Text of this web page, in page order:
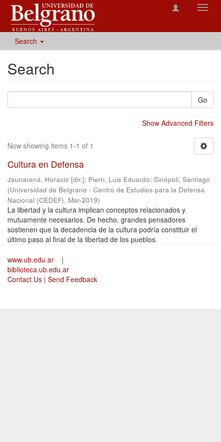
Search
Search
Go
Show Advanced Filters
Now showing items 1-1 of 1
Cultura en Defensa
Jaunarena, Horacio [dir.]; Pierri, Luis Eduardo; Sinópoli, Santiago
(Universidad de Belgrano - Centro de Estudios para la Defensa
Nacional (CEDEF), Mar-2019)
La libertad y la cultura implican conceptos relacionados y
mutuamente necesarios. De hecho, grandes pensadores
sostienen que la decadencia de la cultura podría constituir el
último paso al final de la libertad de los pueblos.
www.ub.edu.ar
|
biblioteca.ub.edu.ar
Contact Us | Send Feedback